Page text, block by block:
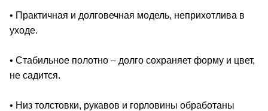
• Практичная и долговечная модель, неприхотлива в
уходе.
• Стабильное полотно – долго сохраняет форму и цвет,
не садится.
• Низ толстовки, рукавов и горловины обработаны